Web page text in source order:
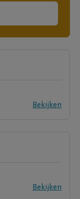
Bekijken
Bekijken